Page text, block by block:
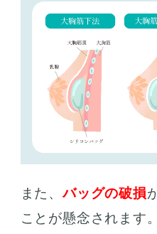
また、バッグの破損
ことが懸念されます。